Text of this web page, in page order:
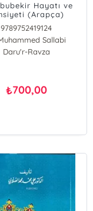
Hayatı ve
(Arapça)
9789752419124
Sallabi
Daru'r-Ravza
₺700,00